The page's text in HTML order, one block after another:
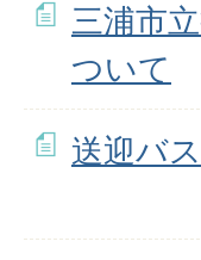
三浦市
ついて
送迎バ